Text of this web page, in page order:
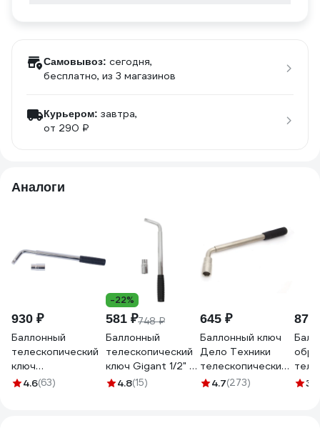
Самовывоз: сегодня,
бесплатно, из 3 магазинов
Курьером: завтра,
от 290 ₽
Аналоги
930 ₽
Баллонный
телескопический
ключ
АвтоDело10090
4.6(63)
-22%
581 ₽748 ₽
Баллонный
телескопический
ключ Gigant 1/2" с
головкой 17/19мм,
4.8(15)
645 ₽
Баллонный ключ
Дело Техники
телескопический
с головкой
4.7(273)
870
3.9